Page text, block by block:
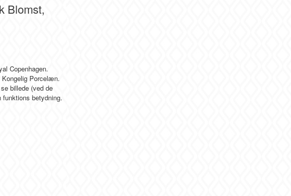
Blomst,
Copenhagen.
Porcelæn.
billede (ved de
funktions betydning.